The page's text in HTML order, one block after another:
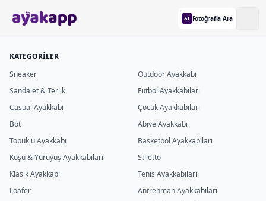
AI Fotoğrafla Ara
KATEGORİLER
Sneaker
Sandalet & Terlik
Casual Ayakkabı
Bot
Topuklu Ayakkabı
Koşu & Yürüyüş Ayakkabıları
Klasik Ayakkabı
Loafer
Outdoor Ayakkabı
Futbol Ayakkabıları
Çocuk Ayakkabıları
Abiye Ayakkabı
Basketbol Ayakkabıları
Stiletto
Tenis Ayakkabıları
Antrenman Ayakkabıları